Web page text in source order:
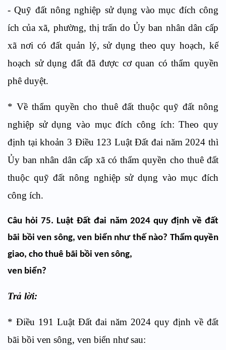
- Quỹ đất nông nghiệp sử dụng vào mục đích công
ích của xã, phường, thị trấn do Ủy ban nhân dân cấp
xã nơi có đất quản lý, sử dụng theo quy hoạch, kế
hoạch sử dụng đất đã được cơ quan có thẩm quyền
phê duyệt.
* Về thẩm quyền cho thuê đất thuộc quỹ đất nông
nghiệp sử dụng vào mục đích công ích: Theo quy
định tại khoản 3 Điều 123 Luật Đất đai năm 2024 thì
Ủy ban nhân dân cấp xã có thẩm quyền cho thuê đất
thuộc quỹ đất nông nghiệp sử dụng vào mục đích
công ích.
Câu hỏi 75. Luật Đất đai năm 2024 quy định về đất
bãi bồi ven sông, ven biển như thế nào? Thẩm quyền
giao, cho thuê bãi bồi ven sông,
ven biển?
Trả lời:
* Điều 191 Luật Đất đai năm 2024 quy định về đất
bãi bồi ven sông, ven biển như sau: